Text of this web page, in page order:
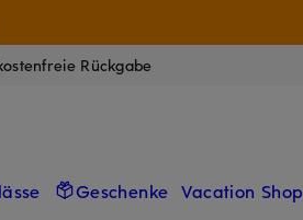
Rückgabe
Geschenke Vacation Shop